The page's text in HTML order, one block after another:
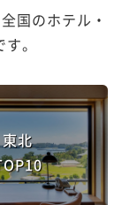
国のホテル・
。
東北